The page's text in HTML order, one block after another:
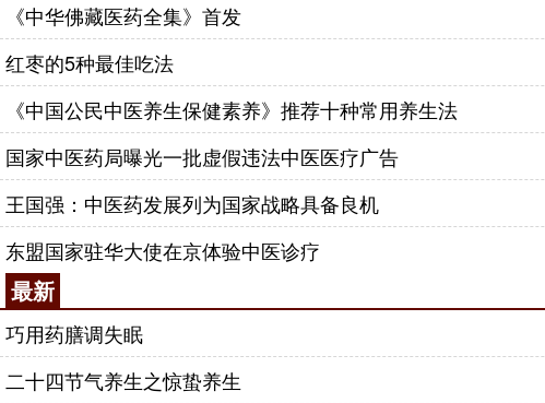
《中华佛藏医药全集》首发
红枣的5种最佳吃法
《中国公民中医养生保健素养》推荐十种常用养生法
国家中医药局曝光一批虚假违法中医医疗广告
王国强：中医药发展列为国家战略具备良机
东盟国家驻华大使在京体验中医诊疗
最新
巧用药膳调失眠
二十四节气养生之惊蛰养生